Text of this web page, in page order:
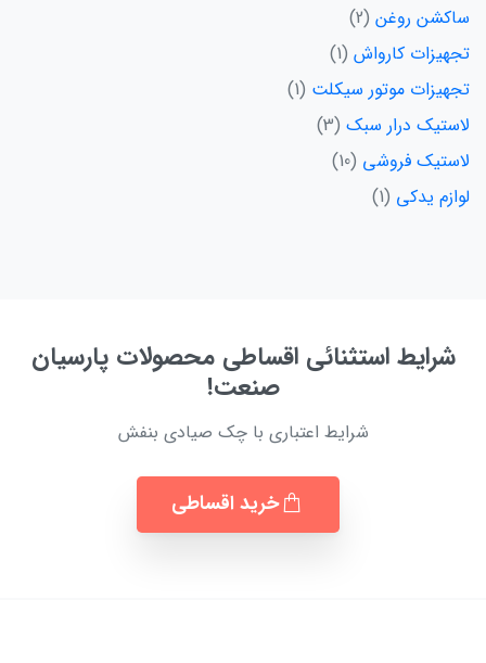
ساکشن روغن 2
تجهیزات کارواش 1
تجهیزات موتور سیکلت 1
لاستیک درار سبک 3
لاستیک فروشی 10
لوازم یدکی 1
شرایط استثنائی اقساطی محصولات پارسیان
صنعت!
شرایط اعتباری با چک صیادی بنفش
خرید اقساطی